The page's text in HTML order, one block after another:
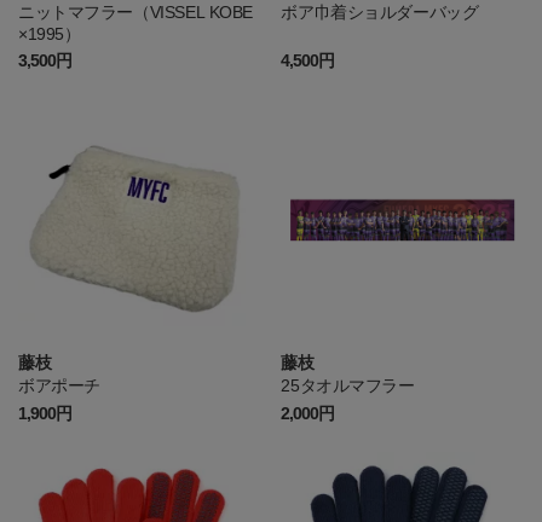
ニットマフラー（VISSEL KOBE
×1995）
3,500円
ボア巾着ショルダーバッグ
4,500円
藤枝
ボアポーチ
1,900円
藤枝
25タオルマフラー
2,000円